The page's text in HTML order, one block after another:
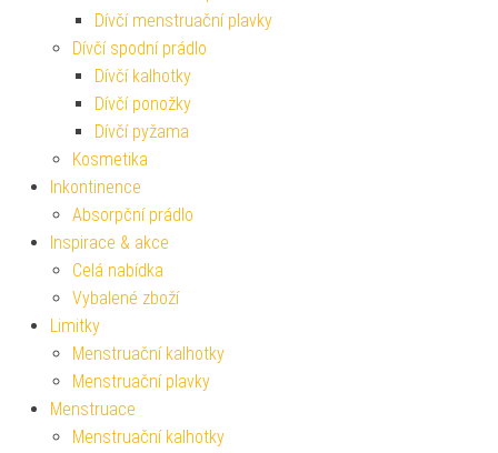
Dívčí menstruační plavky
Dívčí spodní prádlo
Dívčí kalhotky
Dívčí ponožky
Dívčí pyžama
Kosmetika
Inkontinence
Absorpční prádlo
Inspirace & akce
Celá nabídka
Vybalené zboží
Limitky
Menstruační kalhotky
Menstruační plavky
Menstruace
Menstruační kalhotky